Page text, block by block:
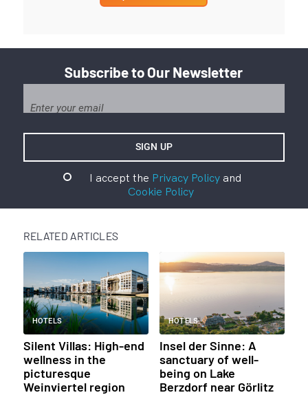
Subscribe to Our Newsletter
I accept the Privacy Policyand
Cookie Policy
RELATED ARTICLES
HOTELS
Silent Villas: High-end
wellness in the
picturesque
Weinviertel region
HOTELS
Insel der Sinne: A
sanctuary of well-
being on Lake
Berzdorf near Görlitz